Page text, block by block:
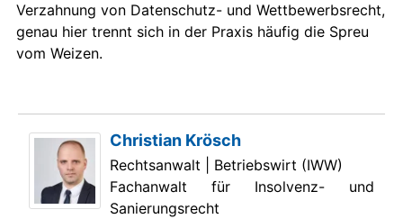
Verzahnung von Datenschutz- und Wettbewerbsrecht,
genau hier trennt sich in der Praxis häufig die Spreu
vom Weizen.
Christian Krösch
Rechtsanwalt | Betriebswirt (IWW)
Fachanwalt für Insolvenz- und
Sanierungsrecht